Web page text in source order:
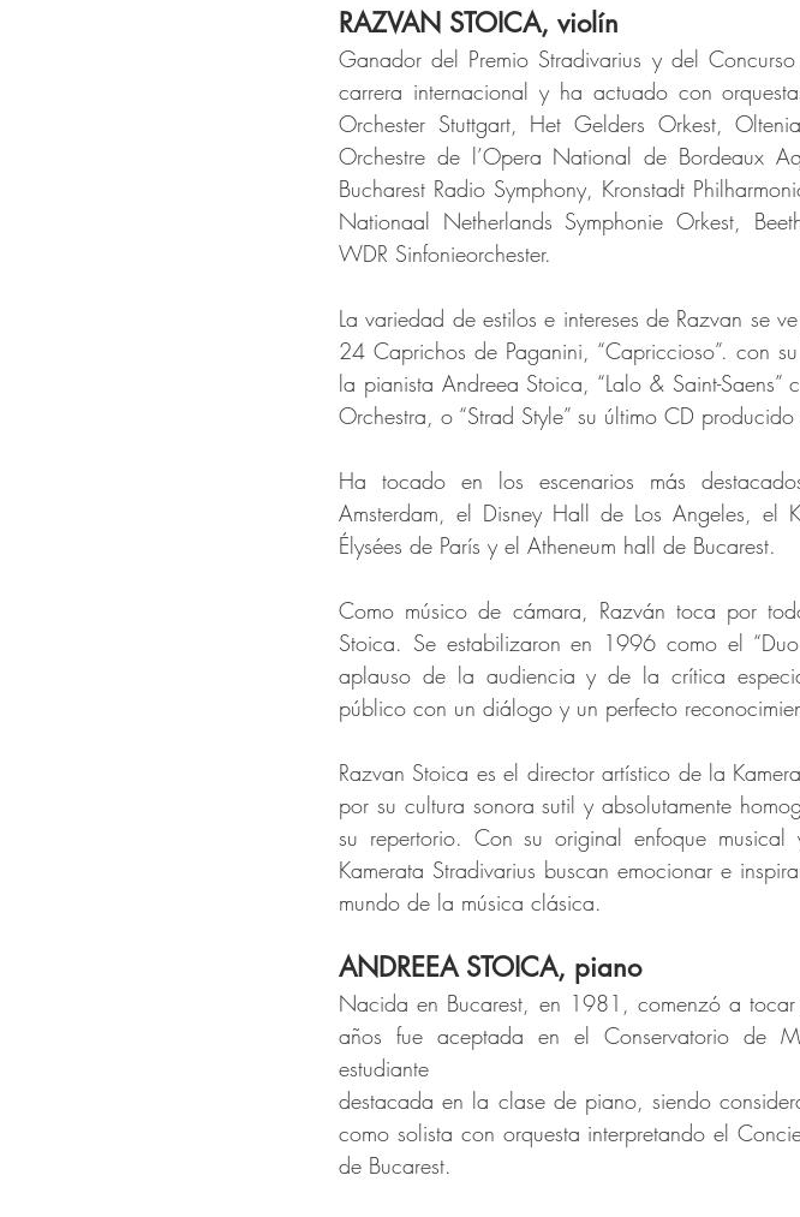
RAZVAN STOICA, violín
Ganador del Premio Stradivarius y del
carrera internacional y ha actuado con
Orchester Stuttgart, Het Gelders Orkest,
Orchestre de l’Opera National de Bordeaux
Bucharest Radio Symphony, Kronstadt
Nationaal Netherlands Symphonie Orkest,
WDR Sinfonieorchester.
La variedad de estilos e intereses de Razvan se
24 Caprichos de Paganini, “Capriccioso”. con
la pianista Andreea Stoica, “Lalo & Saint-
Orchestra, o “Strad Style” su último CD
Ha tocado en los escenarios más
Amsterdam, el Disney Hall de Los Angeles, el
Élysées de París y el Atheneum hall de Bucarest.
Como músico de cámara, Razván toca por
Stoica. Se estabilizaron en 1996 como el
aplauso de la audiencia y de la crítica
público con un diálogo y un perfecto
Razvan Stoica es el director artístico de la
por su cultura sonora sutil y absolutamente
su repertorio. Con su original enfoque
Kamerata Stradivarius buscan emocionar e
mundo de la música clásica.
ANDREEA STOICA, piano
Nacida en Bucarest, en 1981, comenzó a
años fue aceptada en el Conservatorio de
estudiante
destacada en la clase de piano, siendo
como solista con orquesta interpretando el
de Bucarest.